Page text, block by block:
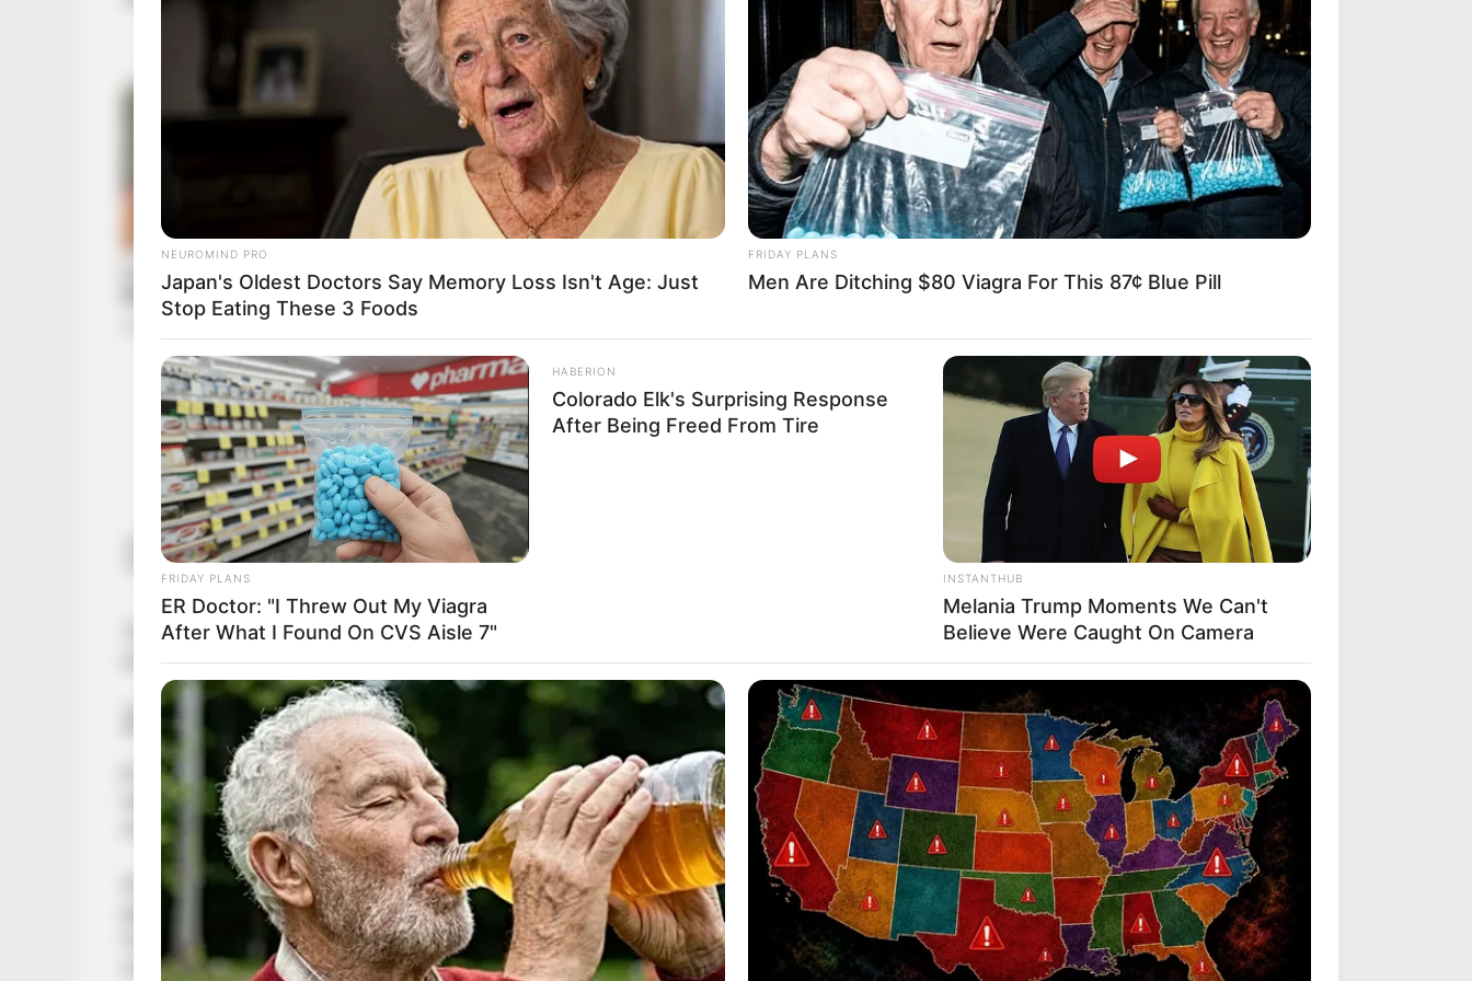
También suelen ser mujeres que no temen liderar, tomar decisiones importantes y hacerse
escuchar. Tienen un gran sentido de la justicia y defienden lo que creen.
2. Tipo B: Piernas que se tocan solo en los muslos
En este caso, las piernas solo se unen en la parte superior, mientras que las rodillas y
tobillos quedan separadas. Este tipo es frecuente en mujeres con estructura ósea más
marcada o piernas ligeramente arqueadas.
Se cree que estas mujeres sonreservadas, analíticas y muy independientes
. No les
gusta ser el centro de atención y valoran su espacio personal. Tienen un mundo interior
muy rico, y aunque pueden parecer distantes al principio, en realidad son muy leales y
cariñosas cuando se sienten en confianza.
NEUROMIND PRO
Japan's Oldest Doctors Say Memory Loss Isn't Age: Just
Stop Eating These 3 Foods
FRIDAY PLANS
Men Are Ditching $80 Viagra For This 87¢ Blue Pill
FRIDAY PLANS
ER Doctor: "I Threw Out My Viagra
After What I Found On CVS Aisle 7"
HABERION
Colorado Elk's Surprising Response
After Being Freed From Tire
INSTANTHUB
Melania Trump Moments We Can't
Believe Were Caught On Camera